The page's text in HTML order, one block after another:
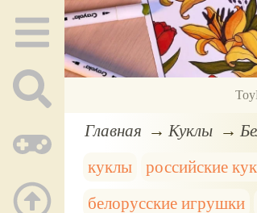
Главная Куклы
куклы
российские
белорусские игрушки